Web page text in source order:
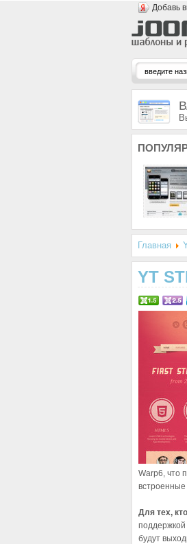
Добавь
Главная
YT
Warp6, что
Для тех,
поддержкой
будут